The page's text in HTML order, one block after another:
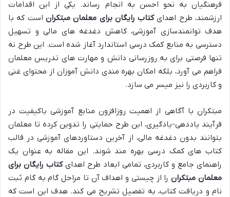
فرهنگیان به نحو احسن به انجام رساند. یکی از این اقدامات
ارزشمند، طرح اهدایکتاب رایگان برای معلمان مبتکران است که با
هدف توانمندسازی آموزشی، کاهش دغدغه های مالی و تسهیل
دسترسی به منابع کمک درسی استاندارد آغاز شده است. این طرح نه
تنها فرصتی برای به روزرسانی دانش و مهارت های تدریس معلمان
فراهم می آورد، بلکه امکان بهره مندی دانش آموزان از محتوای غنی
و کاربردی را نیز میسر می سازد.
مبتکران با آگاهی از اهمیت روزافزون منابع آموزشی باکیفیت در
فرآیند یاددهی-یادگیری، این طرح حمایتی را تدوین کرده تا معلمان
بتوانند بدون دغدغه مالی، از آخرین دستاوردهای آموزشی در قالب
کتاب های کمک درسی بهره مند شوند. این مقاله به عنوان یک
راهنمای جامع و کاربردی، تمامی ابعاد طرح اهدایکتاب رایگان برای
معلمان مبتکرانرا از چیستی و اهداف آن تا مراحل گام به گام ثبت
نام و دریافت کتاب، به تفصیل تشریح می کند. هدف این است که